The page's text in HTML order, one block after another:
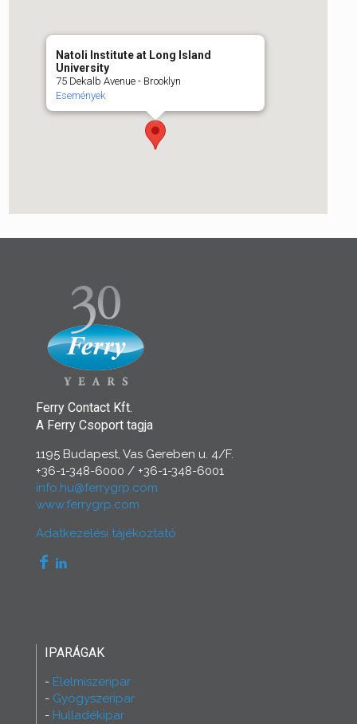
Natoli Institute at Long Island
University
75 Dekalb Avenue - Brooklyn
Események
Ferry Contact Kft.
A Ferry Csoport tagja
1195 Budapest, Vas Gereben u. 4/F.
+36-1-348-6000 / +36-1-348-6001
info.hu@ferrygrp.com
www.ferrygrp.com
Adatkezelési tájékoztató
IPARÁGAK
Élelmiszeripar
Gyógyszeripar
Hulladékipar